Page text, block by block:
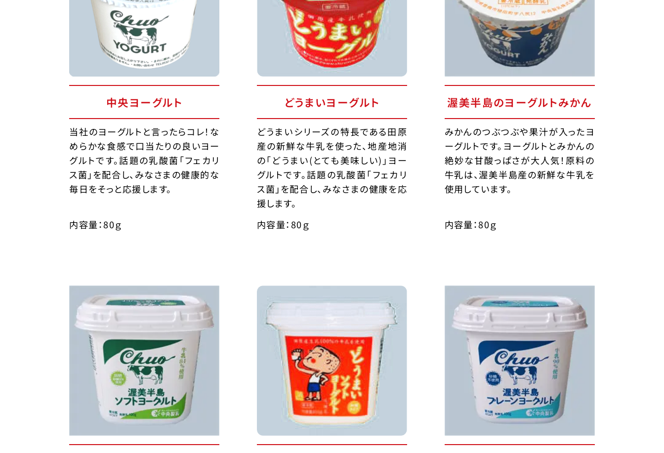
中央ヨーグルト
当社のヨーグルトと言ったらコレ！な
めらかな食感で口当たりの良いヨー
グルトです。話題の乳酸菌「フェカリ
ス菌」を配合し、みなさまの健康的な
毎日をそっと応援します。
内容量：80ｇ
どうまいヨーグルト
どうまいシリーズの特長である田原
産の新鮮な牛乳を使った、地産地消
の「どうまい(とても美味しい)」ヨー
グルトです。話題の乳酸菌「フェカリ
ス菌」を配合し、みなさまの健康を応
援します。
内容量：80ｇ
渥美半島のヨーグルトみかん
みかんのつぶつぶや果汁が入ったヨ
ーグルトです。ヨーグルトとみかんの
絶妙な甘酸っぱさが大人気！原料の
牛乳は、渥美半島産の新鮮な牛乳を
使用しています。
内容量：80ｇ